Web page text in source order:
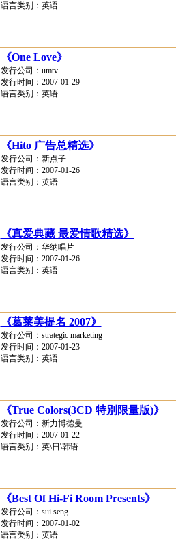
语言类别：英语
《One Love》
发行公司：umtv
发行时间：2007-01-29
语言类别：英语
《Hito 广告总精选》
发行公司：新点子
发行时间：2007-01-26
语言类别：英语
《真爱典藏 最爱情歌精选》
发行公司：华纳唱片
发行时间：2007-01-26
语言类别：英语
《葛莱美提名 2007》
发行公司：strategic marketing
发行时间：2007-01-23
语言类别：英语
《True Colors(3CD 特別限量版)》
发行公司：新力博德曼
发行时间：2007-01-22
语言类别：英\日\韩语
《Best Of Hi-Fi Room Presents》
发行公司：sui seng
发行时间：2007-01-02
语言类别：英语